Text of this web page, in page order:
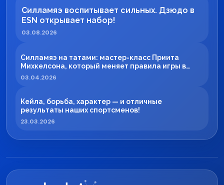
Силламяэ воспитывает сильных. Дзюдо в
ESN открывает набор!
03.08.2026
Силламяэ на татами: мастер-класс Приита
Михкелсона, который меняет правила игры в
регионе
03.04.2026
Кейла, борьба, характер — и отличные
результаты наших спортсменов!
23.03.2026